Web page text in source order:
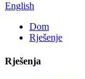
English
Dom
Rješenje
Rješenja